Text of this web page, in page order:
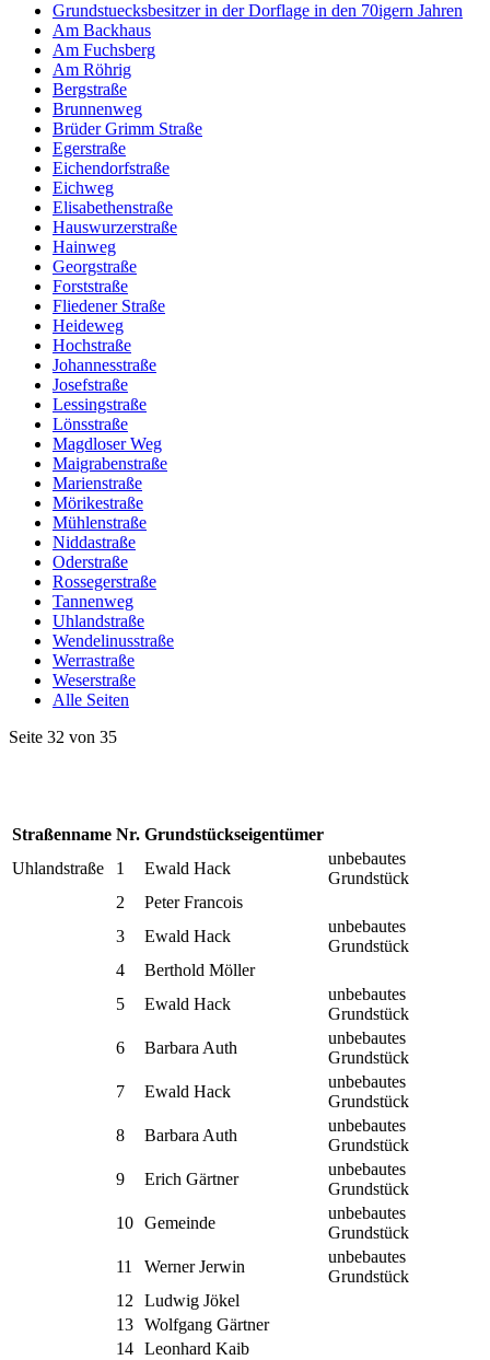
Grundstuecksbesitzer in der Dorflage in den 70igern Jahren
Am Backhaus
Am Fuchsberg
Am Röhrig
Bergstraße
Brunnenweg
Brüder Grimm Straße
Egerstraße
Eichendorfstraße
Eichweg
Elisabethenstraße
Hauswurzerstraße
Hainweg
Georgstraße
Forststraße
Fliedener Straße
Heideweg
Hochstraße
Johannesstraße
Josefstraße
Lessingstraße
Lönsstraße
Magdloser Weg
Maigrabenstraße
Marienstraße
Mörikestraße
Mühlenstraße
Niddastraße
Oderstraße
Rossegerstraße
Tannenweg
Uhlandstraße
Wendelinusstraße
Werrastraße
Weserstraße
Alle Seiten
Seite 32 von 35
Straßenname Nr. Grundstückseigentümer
Uhlandstraße
1 Ewald Hack
unbebautes
Grundstück
2
Peter Francois
3
Ewald Hack
unbebautes
Grundstück
4
Berthold Möller
5
Ewald Hack
unbebautes
Grundstück
6
Barbara Auth
unbebautes
Grundstück
7
Ewald Hack
unbebautes
Grundstück
8
Barbara Auth
unbebautes
Grundstück
9
Erich Gärtner
unbebautes
Grundstück
10 Gemeinde
unbebautes
Grundstück
11
Werner Jerwin
unbebautes
Grundstück
12 Ludwig Jökel
13 Wolfgang Gärtner
14 Leonhard Kaib